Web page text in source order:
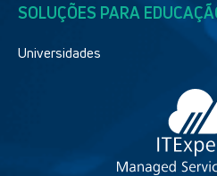
SOLUÇÕES PARA
Universidades